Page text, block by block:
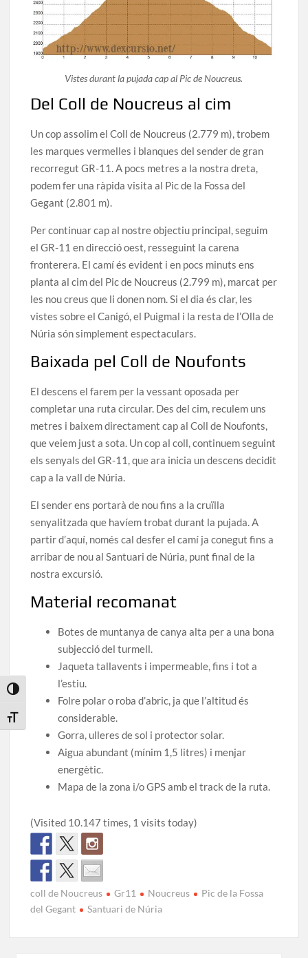
Toggle High Contrast
Toggle Font size
Vistes durant la pujada cap al Pic de Noucreus.
Del Coll de Noucreus al cim
Un cop assolim el Coll de Noucreus (2.779 m), trobem
les marques vermelles i blanques del sender de gran
recorregut GR-11. A pocs metres a la nostra dreta,
podem fer una ràpida visita al Pic de la Fossa del
Gegant (2.801 m).
Per continuar cap al nostre objectiu principal, seguim
el GR-11 en direcció oest, resseguint la carena
fronterera. El camí és evident i en pocs minuts ens
planta al cim del Pic de Noucreus (2.799 m), marcat per
les nou creus que li donen nom. Si el dia és clar, les
vistes sobre el Canigó, el Puigmal i la resta de l’Olla de
Núria són simplement espectaculars.
Baixada pel Coll de Noufonts
El descens el farem per la vessant oposada per
completar una ruta circular. Des del cim, reculem uns
metres i baixem directament cap al Coll de Noufonts,
que veiem just a sota. Un cop al coll, continuem seguint
els senyals del GR-11, que ara inicia un descens decidit
cap a la vall de Núria.
El sender ens portarà de nou fins a la cruïlla
senyalitzada que havíem trobat durant la pujada. A
partir d’aquí, només cal desfer el camí ja conegut fins a
arribar de nou al Santuari de Núria, punt final de la
nostra excursió.
Material recomanat
Botes de muntanya de canya alta per a una bona
subjecció del turmell.
Jaqueta tallavents i impermeable, fins i tot a
l’estiu.
Folre polar o roba d’abric, ja que l’altitud és
considerable.
Gorra, ulleres de sol i protector solar.
Aigua abundant (mínim 1,5 litres) i menjar
energètic.
Mapa de la zona i/o GPS amb el track de la ruta.
(Visited 10.147 times, 1 visits today)
coll de Noucreus Gr11 Noucreus
Pic de la Fossa
del Gegant
Santuari de Núria